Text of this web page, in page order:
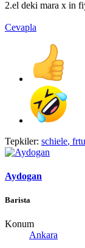
2.el deki mara x in
Cevapla
Tepkiler: schiele,
Aydogan
Barista
Konum
Ankara